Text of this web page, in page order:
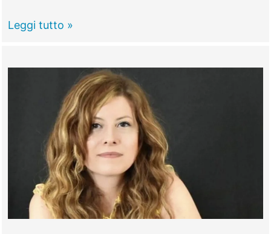
CASTEL
farmacia
Leggi tutto »